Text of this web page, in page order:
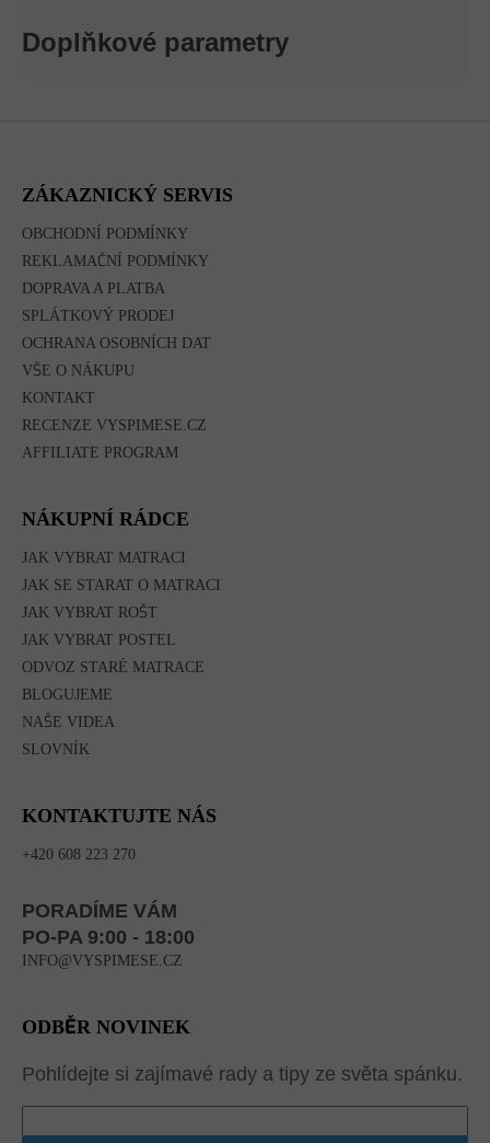
Doplňkové parametry
ZÁKAZNICKÝ SERVIS
OBCHODNÍ PODMÍNKY
REKLAMAČNÍ PODMÍNKY
DOPRAVA A PLATBA
SPLÁTKOVÝ PRODEJ
OCHRANA OSOBNÍCH DAT
VŠE O NÁKUPU
KONTAKT
RECENZE VYSPIMESE.CZ
AFFILIATE PROGRAM
NÁKUPNÍ RÁDCE
JAK VYBRAT MATRACI
JAK SE STARAT O MATRACI
JAK VYBRAT ROŠT
JAK VYBRAT POSTEL
ODVOZ STARÉ MATRACE
BLOGUJEME
NAŠE VIDEA
SLOVNÍK
KONTAKTUJTE NÁS
+420 608 223 270
PORADÍME VÁM
PO-PA 9:00 - 18:00
INFO@VYSPIMESE.CZ
ODBĚR NOVINEK
Pohlídejte si zajímavé rady a tipy ze světa spánku.